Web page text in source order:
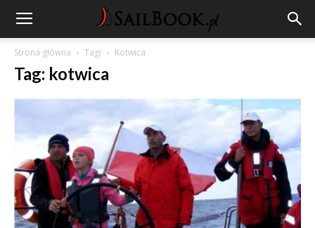
Strona główna Tagi Kotwica
Tag: kotwica